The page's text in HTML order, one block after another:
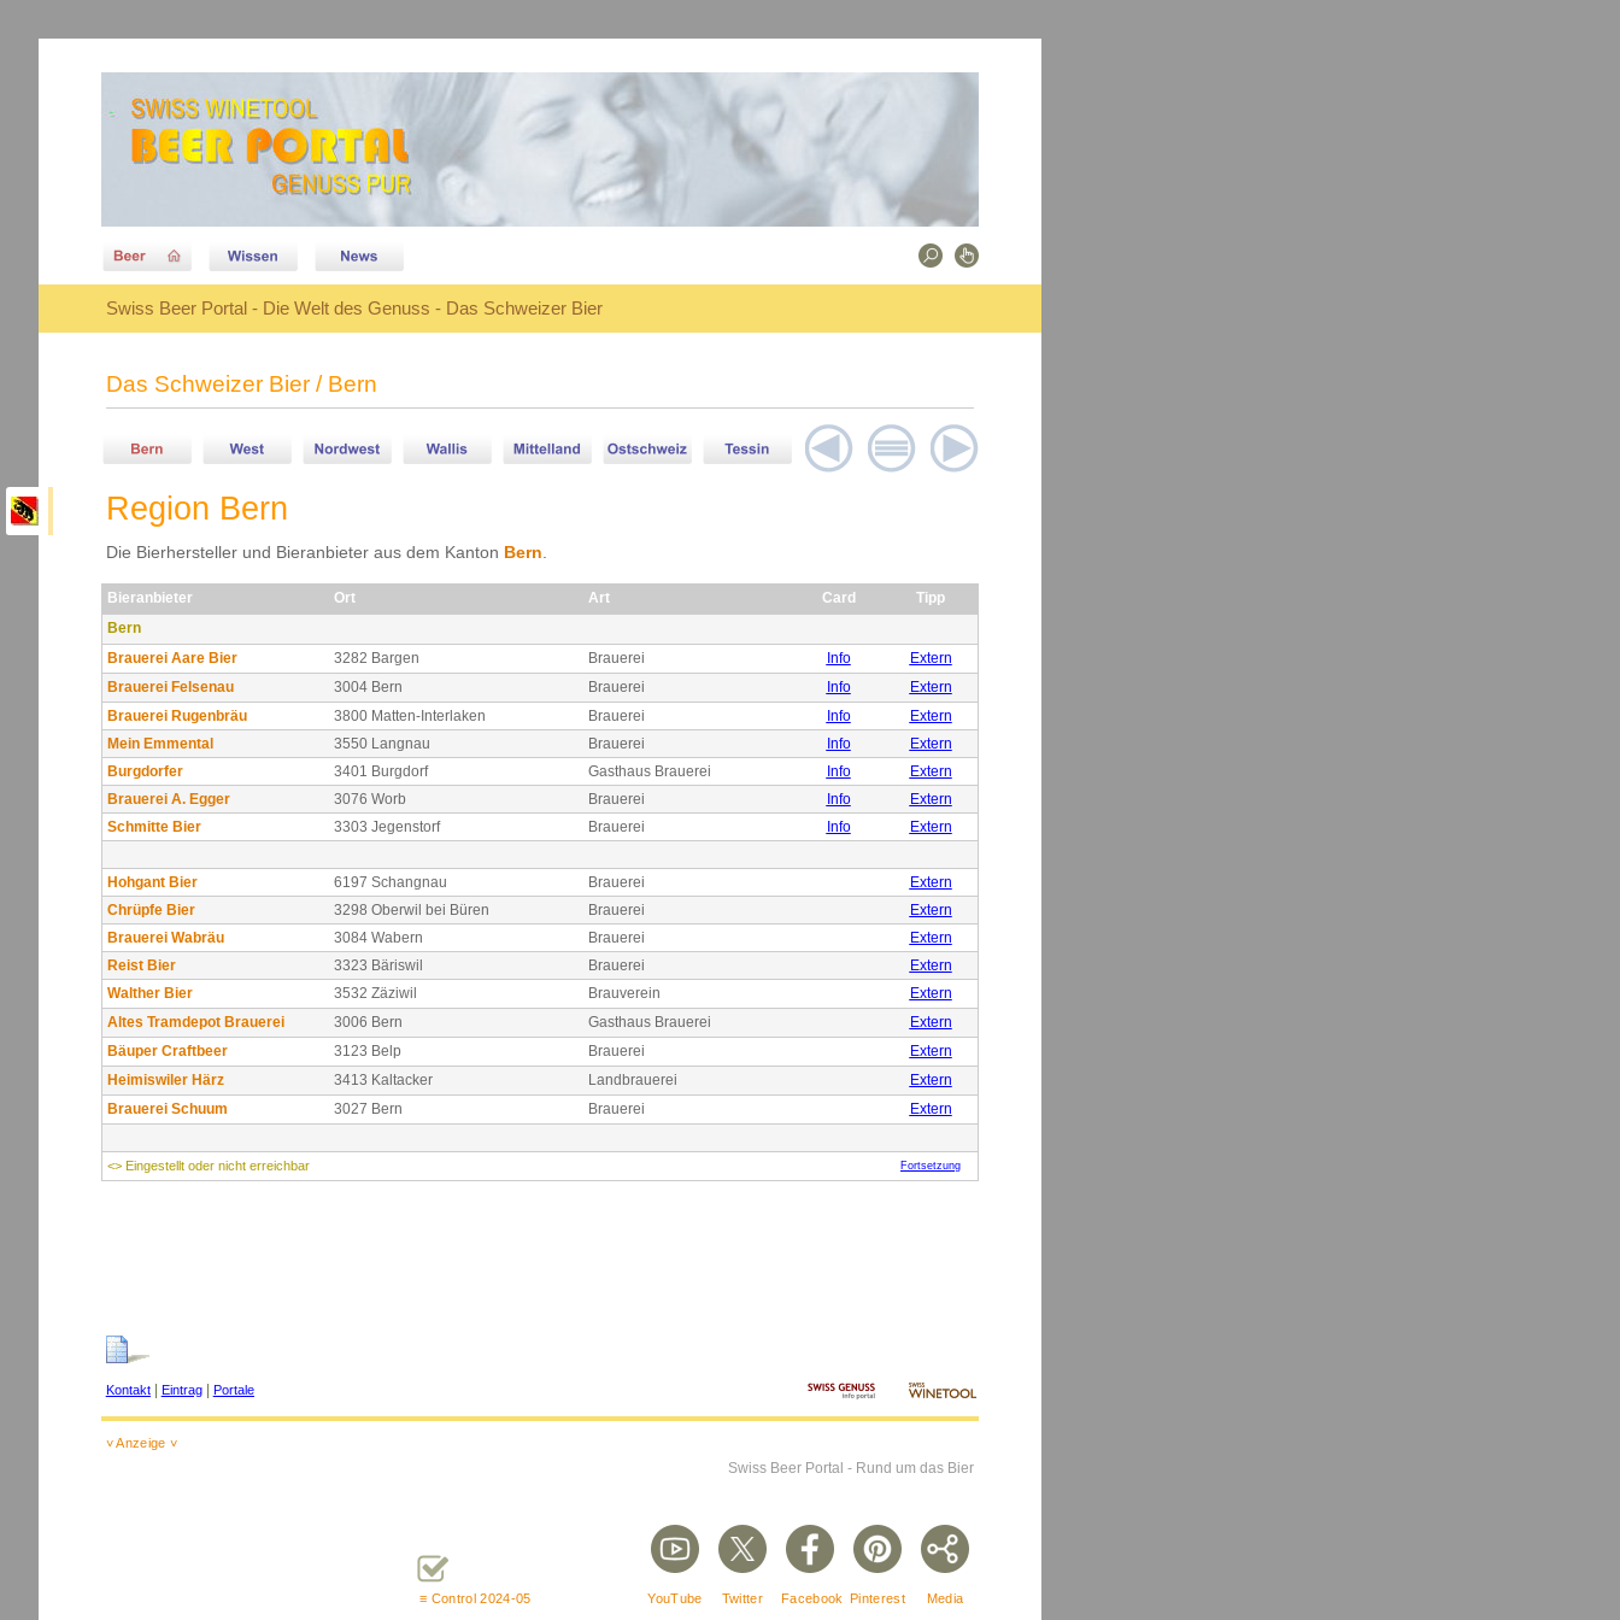
Swiss Beer Portal - Die Welt des Genuss - Das Schweizer Bier
Das Schweizer Bier / Bern
Region Bern
Die Bierhersteller und Bieranbieter aus dem Kanton Bern
Kontakt| Eintrag| Portale
Swiss Beer Portal - Rund um das Bier
Pinterest Media
Twitter
YouTube Facebook
˅ Anzeige ˅
≡ Control 2024-05
Bieranbieter Ort Art Card
Tipp
Bern
Brauerei Aare Bier
3282 Bargen Brauerei Info
Extern
Brauerei Felsenau
3004 Bern Brauerei Info
Extern
Brauerei Rugenbräu
3800 Matten-Interlaken Brauerei Info
Extern
Mein Emmental
3550 Langnau Brauerei Info
Extern
Burgdorfer
3401 Burgdorf Gasthaus Brauerei Info
Extern
Brauerei A. Egger
3076 Worb Brauerei Info
Extern
Schmitte Bier
3303 Jegenstorf Brauerei Info Extern
Hohgant Bier 6197 Schangnau Brauerei
Extern
Chrüpfe Bier
3298 Oberwil bei Büren Brauerei
Extern
Brauerei Wabräu
3084 Wabern Brauerei
Extern
Reist Bier
3323 Bäriswil Brauerei
Extern
Walther Bier
3532 Zäziwil Brauverein
Extern
Altes Tramdepot Brauerei
3006 Bern Gasthaus Brauerei
Extern
Bäuper Craftbeer
3123 Belp Brauerei
Extern
Heimiswiler Härz
3413 Kaltacker Landbrauerei
Extern
Brauerei Schuum
3027 Bern Brauerei Extern
<> Eingestellt oder nicht erreichbar Fortsetzung